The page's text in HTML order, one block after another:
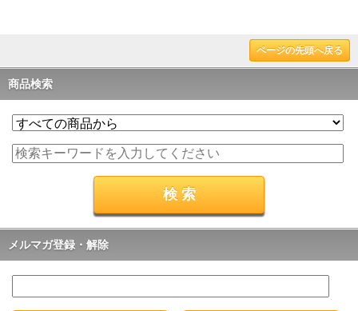
ページの先頭へ戻る
商品検索
メルマガ登録・解除